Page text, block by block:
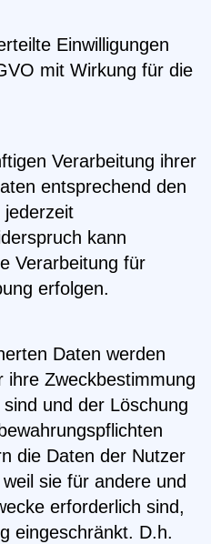
Einwilligungen
mit Wirkung für die
Verarbeitung ihrer
entsprechend den
jederzeit
kann
Verarbeitung für
erfolgen.
Daten werden
ihre Zweckbestimmung
und der Löschung
die Daten der Nutzer
sie für andere und
erforderlich sind,
eingeschränkt. D.h.